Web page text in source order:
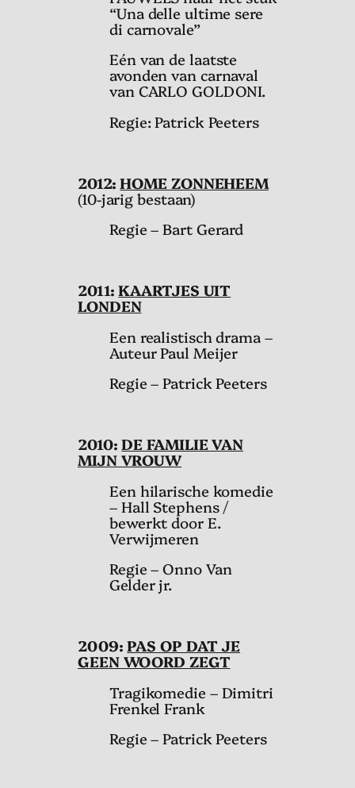
“Una delle ultime sere
di carnovale”
Eén van de laatste
avonden van carnaval
van CARLO GOLDONI.
Regie: Patrick Peeters
2012:HOME ZONNEHEEM
(10-jarig bestaan)
Regie – Bart Gerard
2011:KAARTJES UIT
LONDEN
Een realistisch drama –
Auteur Paul Meijer
Regie – Patrick Peeters
2010:DE FAMILIE VAN
MIJN VROUW
Een hilarische komedie
– Hall Stephens /
bewerkt door E.
Verwijmeren
Regie – Onno Van
Gelder jr.
2009:PAS OP DAT JE
GEEN WOORD ZEGT
Tragikomedie – Dimitri
Frenkel Frank
Regie – Patrick Peeters